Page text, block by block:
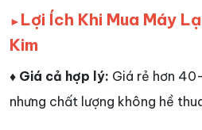
► Lợi Ích Khi Mua Máy
Kim
♦ Giá cả hợp lý: Giá rẻ hơn
nhưng chất lượng không hề